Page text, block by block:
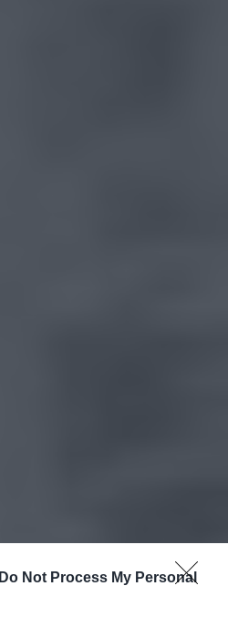
Do Not Process My Personal